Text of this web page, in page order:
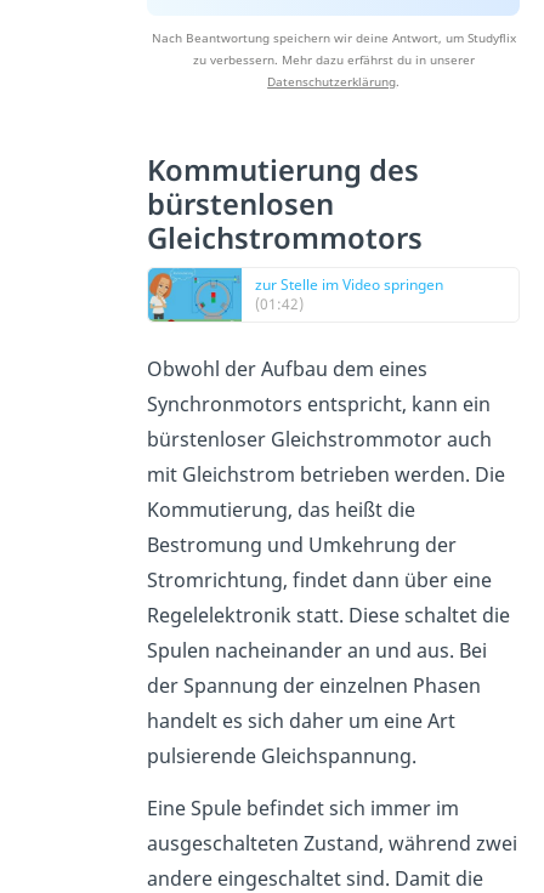
Nach Beantwortung speichern wir deine Antwort, um Studyflix
zu verbessern. Mehr dazu erfährst du in unserer
Datenschutzerklärung
Kommutierung des
bürstenlosen
Gleichstrommotors
zur Stelle im Video springen
(01:42)
Obwohl der Aufbau dem eines
Synchronmotors entspricht, kann ein
bürstenloser Gleichstrommotor auch
mit Gleichstrom betrieben werden. Die
Kommutierung, das heißt die
Bestromung und Umkehrung der
Stromrichtung, findet dann über eine
Regelelektronik statt. Diese schaltet die
Spulen nacheinander an und aus. Bei
der Spannung der einzelnen Phasen
handelt es sich daher um eine Art
pulsierende Gleichspannung.
Eine Spule befindet sich immer im
ausgeschalteten Zustand, während zwei
andere eingeschaltet sind. Damit die